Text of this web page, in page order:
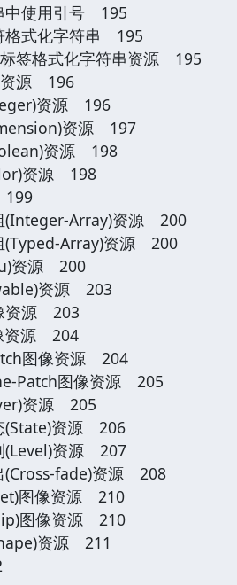
使用引号 195
式化字符串 195
签格式化字符串资源 195
源 196
资源 196
资源 197
资源 198
资源 198
Array)资源 200
Array)资源 200
资源 200
资源 203
资源 203
资源 204
图像资源 204
Patch图像资源 205
资源 205
资源 206
资源 207
fade)资源 208
图像资源 210
图像资源 210
资源 211